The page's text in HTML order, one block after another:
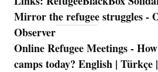
Mirror the refugee struggles -
Observer
Online Refugee Meetings -
camps today? English |